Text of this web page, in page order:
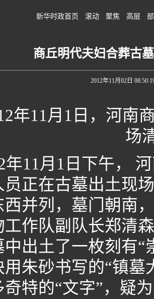
新华时政首页 滚动 聚焦 高层
商丘明代夫妇合葬古
2012年11月02日
11月1日，河南商
场
月1日下午， 河
员正在古墓出土现
西并列，墓门朝南
工作队副队长郑清
中出土了一枚刻有
用朱砂书写的“镇
奇特的“文字”，疑